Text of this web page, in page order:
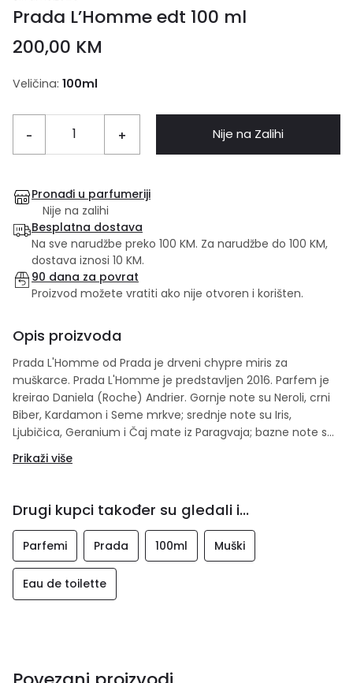
Prada L’Homme edt 100 ml
200,00 KM
Veličina: 100ml
- + Nije na Zalihi
Pronađi u parfumeriji
Nije na zalihi
Besplatna dostava
Na sve narudžbe preko 100 KM. Za narudžbe do 100 KM,
dostava iznosi 10 KM.
90 dana za povrat
Proizvod možete vratiti ako nije otvoren i korišten.
Opis proizvoda
Prada L'Homme od Prada je drveni chypre miris za
muškarce. Prada L'Homme je predstavljen 2016. Parfem je
kreirao Daniela (Roche) Andrier. Gornje note su Neroli, crni
Biber, Kardamon i Seme mrkve; srednje note su Iris,
Ljubičica, Geranium i Čaj mate iz Paragvaja; bazne note su
Prikaži više
Drugi kupci također su gledali i...
Parfemi Prada 100ml Muški
Eau de toilette